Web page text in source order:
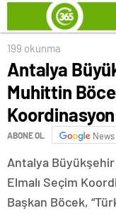
Merkezi’ni Açtı
199 okunma
Antalya
Muhittin
Koordinasyon
ABONE OL News
Antalya
Elmalı Seçim
Başkan Böcek,